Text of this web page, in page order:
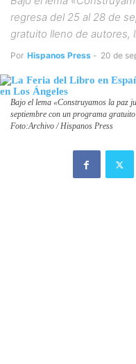
regresa del 25 al 28 de
gratuito lleno de autores,
Por Hispanos Press - 20 de
Bajo el lema «Construyamos la paz
septiembre con un programa
Foto:Archivo / Hispanos Press